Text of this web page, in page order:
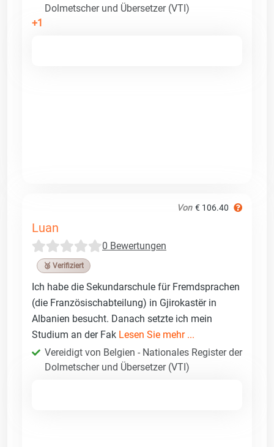
Dolmetscher und Übersetzer (VTI)
+1
Von € 106.40
Luan
0 Bewertungen
🥉 Verifiziert
Ich habe die Sekundarschule für Fremdsprachen
(die Französischabteilung) in Gjirokastër in
Albanien besucht. Danach setzte ich mein
Studium an der Fak Lesen Sie mehr ...
Vereidigt von Belgien - Nationales Register der
Dolmetscher und Übersetzer (VTI)